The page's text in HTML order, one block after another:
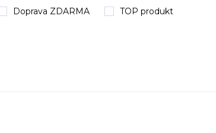
Doprava ZDARMA TOP produkt